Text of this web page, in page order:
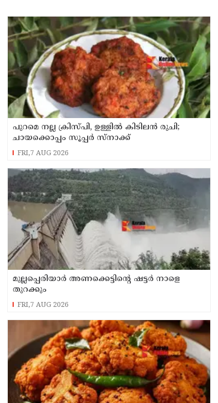
പുറമെ നല്ല ക്രിസ്പി, ഉള്ളിൽ കിടിലൻ രുചി;
ചായക്കൊപ്പം സൂപ്പർ സ്നാക്ക്
FRI,7 AUG 2026
മുല്ലപ്പെരിയാർ അണക്കെട്ടിൻ്റെ ഷട്ടർ നാളെ
തുറക്കും
FRI,7 AUG 2026